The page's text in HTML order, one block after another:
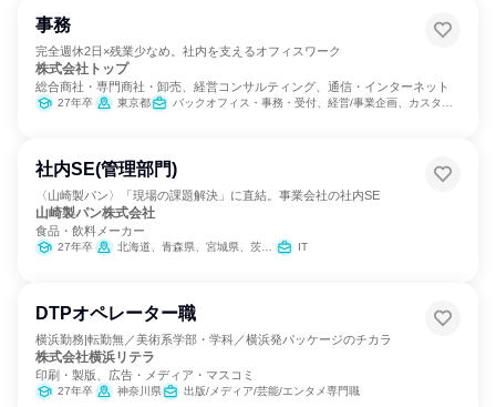
事務
完全週休2日×残業少なめ。社内を支えるオフィスワーク
株式会社トップ
総合商社・専門商社・卸売、経営コンサルティング、通信・インターネット
27年卒 東京都 バックオフィス・事務・受付、経営/事業企画、カスタマーサポート/コールセンター
社内SE(管理部門)
〈山崎製パン〉「現場の課題解決」に直結。事業会社の社内SE
山崎製パン株式会社
食品・飲料メーカー
27年卒 北海道、青森県、宮城県、茨城県、群馬県、埼玉県、千葉県、東京都、神奈川県、新潟県、愛知県、京都府、大阪府、兵庫県、岡山県、広島県、福岡県、熊本県 IT
DTPオペレーター職
横浜勤務|転勤無／美術系学部・学科／横浜発パッケージのチカラ
株式会社横浜リテラ
印刷・製版、広告・メディア・マスコミ
27年卒 神奈川県 出版/メディア/芸能/エンタメ専門職